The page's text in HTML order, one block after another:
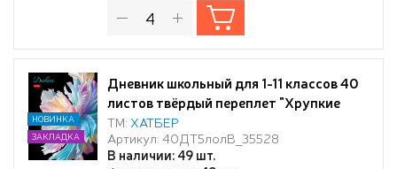
Дневник школьный для 1-11 классов 40
листов твёрдый переплет "Хрупкие
лепестки" А5ф запечат. форзац
ламинация СОФТ ТАЧ 3D лак
ТМ: ХАТБЕР
Артикул: 40ДТ5лолВ_35528
В наличии: 49 шт.
НОВИНКА
ЗАКЛАДКА